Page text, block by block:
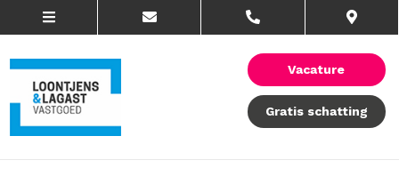
Vacature
Gratis schatting